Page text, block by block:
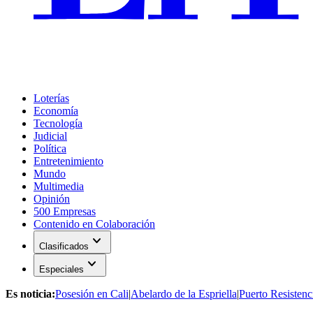
Loterías
Economía
Tecnología
Judicial
Política
Entretenimiento
Mundo
Multimedia
Opinión
500 Empresas
Contenido en Colaboración
Clasificados expand_more
Especiales expand_more
Es noticia:Posesión en Cali|Abelardo de la Espriella|Puerto